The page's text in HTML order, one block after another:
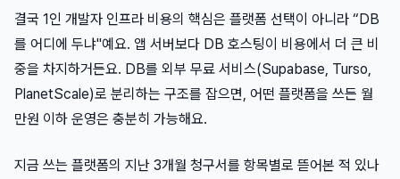
결국 1인 개발자 인프라 비용의 핵심은 플랫폼 선택이 아니라 “DB
를 어디에 두냐"예요. 앱 서버보다 DB 호스팅이 비용에서 더 큰 비
중을 차지하거든요. DB를 외부 무료 서비스(Supabase, Turso,
PlanetScale)로 분리하는 구조를 잡으면, 어떤 플랫폼을 쓰든 월
만원 이하 운영은 충분히 가능해요.
지금 쓰는 플랫폼의 지난 3개월 청구서를 항목별로 뜯어본 적 있나